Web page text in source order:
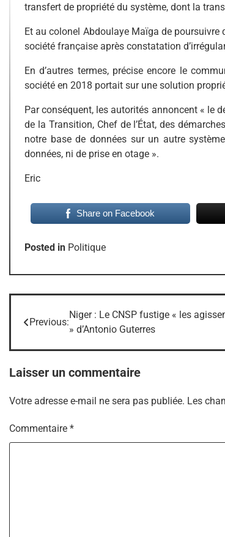
transfert de propriété du système, dont la
Et au colonel Abdoulaye Maïga de
société française après constatation
En d’autres termes, précise encore le
société en 2018 portait sur une solution
Par conséquent, les autorités annoncent « le
de la Transition, Chef de l’État, des
notre base de données sur un autre
données, ni de prise en otage ».
Eric
Share on Facebook
Posted in Politique
Navigation
Previous:
Niger : Le CNSP fustige « les
» d’Antonio Guterres
Laisser un commentaire
Votre adresse e-mail ne sera pas publiée. Les
Commentaire *